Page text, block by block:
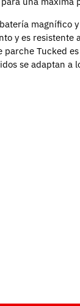
magnífico
y es resistente
parche Tucked
se adaptan